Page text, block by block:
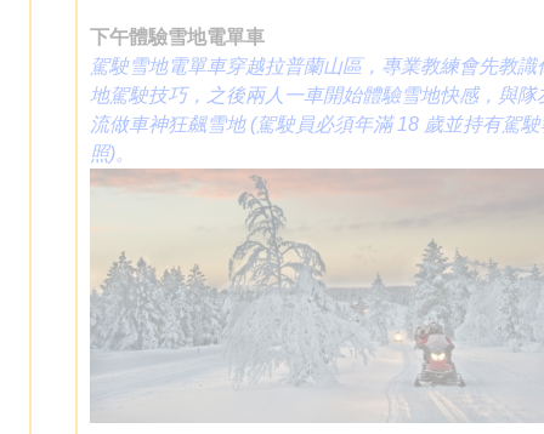
下午體驗雪地電單車
駕駛雪地電單車穿越拉普蘭山區，專業教練會先教識
地駕駛技巧，之後兩人一車開始體驗雪地快感，與隊
流做車神狂飆雪地 (駕駛員必須年滿 18 歲並持有駕駛
照)。